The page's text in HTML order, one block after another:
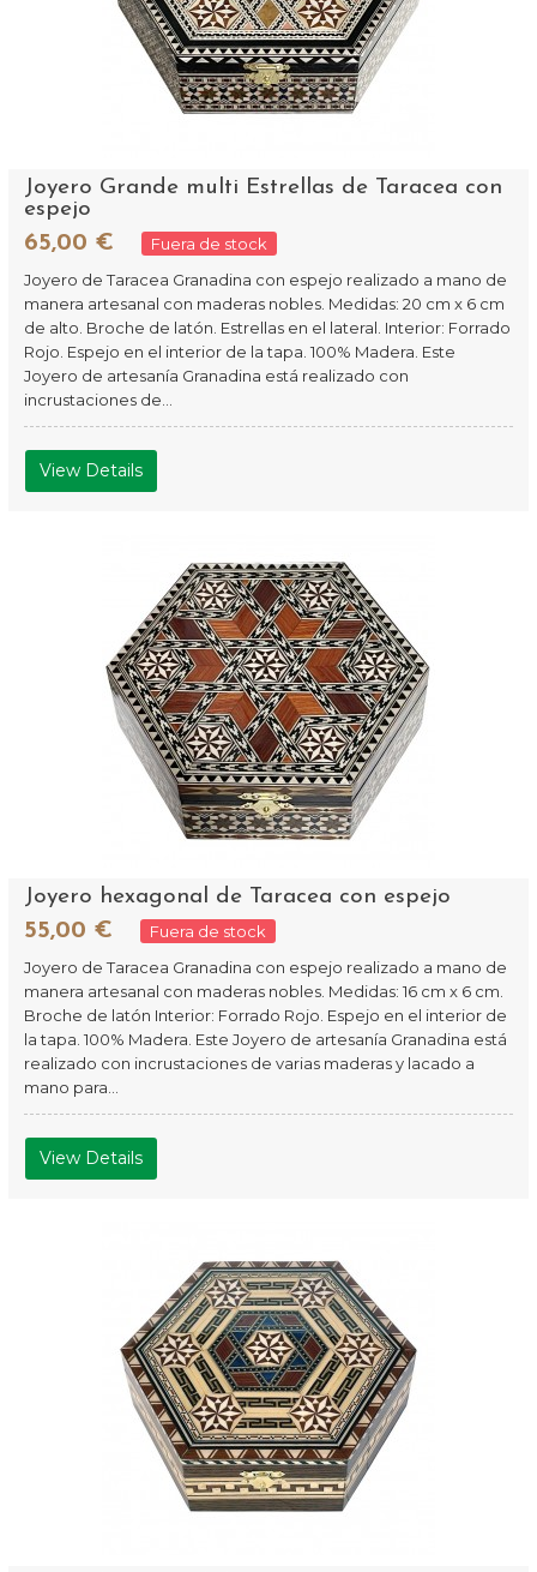
Joyero Grande multi Estrellas de Taracea con
espejo
65,00 €
Fuera de stock
Joyero de Taracea Granadina con espejo realizado a mano de
manera artesanal con maderas nobles. Medidas: 20 cm x 6 cm
de alto. Broche de latón. Estrellas en el lateral. Interior: Forrado
Rojo. Espejo en el interior de la tapa. 100% Madera. Este
Joyero de artesanía Granadina está realizado con
incrustaciones de...
View Details
Joyero hexagonal de Taracea con espejo
55,00 €
Fuera de stock
Joyero de Taracea Granadina con espejo realizado a mano de
manera artesanal con maderas nobles. Medidas: 16 cm x 6 cm.
Broche de latón Interior: Forrado Rojo. Espejo en el interior de
la tapa. 100% Madera. Este Joyero de artesanía Granadina está
realizado con incrustaciones de varias maderas y lacado a
mano para...
View Details